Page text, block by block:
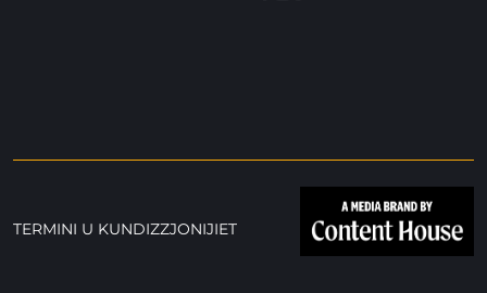
TERMINI U KUNDIZZJONIJIET